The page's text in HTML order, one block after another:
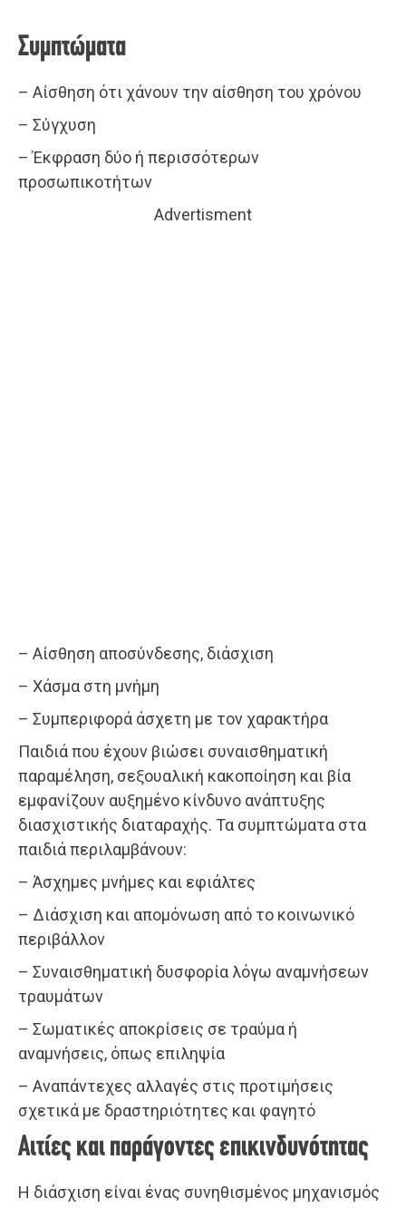
Συμπτώματα
– Αίσθηση ότι χάνουν την αίσθηση του χρόνου
– Σύγχυση
– Έκφραση δύο ή περισσότερων
προσωπικοτήτων
Advertisment
– Αίσθηση αποσύνδεσης, διάσχιση
– Χάσμα στη μνήμη
– Συμπεριφορά άσχετη με τον χαρακτήρα
Παιδιά που έχουν βιώσει συναισθηματική
παραμέληση, σεξουαλική κακοποίηση και βία
εμφανίζουν αυξημένο κίνδυνο ανάπτυξης
διασχιστικής διαταραχής. Τα συμπτώματα στα
παιδιά περιλαμβάνουν:
– Άσχημες μνήμες και εφιάλτες
– Διάσχιση και απομόνωση από το κοινωνικό
περιβάλλον
– Συναισθηματική δυσφορία λόγω αναμνήσεων
τραυμάτων
– Σωματικές αποκρίσεις σε τραύμα ή
αναμνήσεις, όπως επιληψία
– Αναπάντεχες αλλαγές στις προτιμήσεις
σχετικά με δραστηριότητες και φαγητό
Αιτίες και παράγοντες επικινδυνότητας
Η διάσχιση είναι ένας συνηθισμένος μηχανισμός